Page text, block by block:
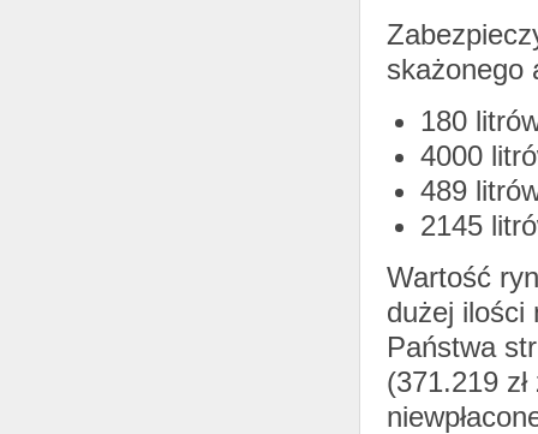
skażonego
180
4000
489
2145
Wartość
dużej ilości
Państwa
(371.219